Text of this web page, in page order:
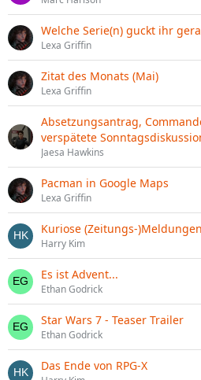
Welche Serie(n) guckt ihr
Lexa Griffin
Zitat des Monats (Mai)
Lexa Griffin
Absetzungsantrag,
verspätete
Jaesa Hawkins
Pacman in Google Maps
Lexa Griffin
Kuriose (Zeitungs-)Meldungen
Harry Kim
Es ist Advent...
Ethan Godrick
Star Wars 7 - Teaser Trailer
Ethan Godrick
Das Ende von RPG-X